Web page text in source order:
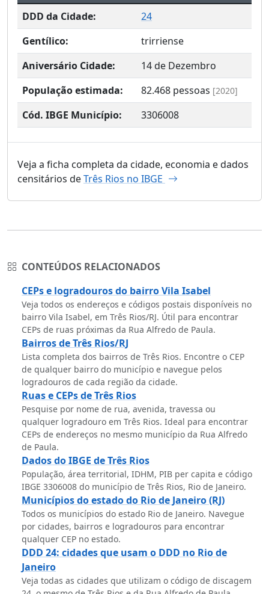
DDD da Cidade:
24
Gentílico:
trirriense
Aniversário Cidade:
14 de Dezembro
População estimada:
82.468 pessoas [2020]
Cód. IBGE Município: 3306008
Veja a ficha completa da cidade, economia e dados
censitários deTrês Rios no IBGE
CONTEÚDOS RELACIONADOS
CEPs e logradouros do bairro Vila Isabel
Veja todos os endereços e códigos postais disponíveis no
bairro Vila Isabel, em Três Rios/RJ. Útil para encontrar
CEPs de ruas próximas da Rua Alfredo de Paula.
Bairros de Três Rios/RJ
Lista completa dos bairros de Três Rios. Encontre o CEP
de qualquer bairro do município e navegue pelos
logradouros de cada região da cidade.
Ruas e CEPs de Três Rios
Pesquise por nome de rua, avenida, travessa ou
qualquer logradouro em Três Rios. Ideal para encontrar
CEPs de endereços no mesmo município da Rua Alfredo
de Paula.
Dados do IBGE de Três Rios
População, área territorial, IDHM, PIB per capita e código
IBGE 3306008 do município de Três Rios, Rio de Janeiro.
Municípios do estado do Rio de Janeiro (RJ)
Todos os municípios do estado Rio de Janeiro. Navegue
por cidades, bairros e logradouros para encontrar
qualquer CEP no estado.
DDD 24: cidades que usam o DDD no Rio de
Janeiro
Veja todas as cidades que utilizam o código de discagem